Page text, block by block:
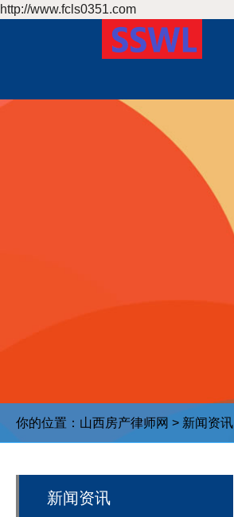
http://www.fcls0351.com
你的位置： 山西房产律师网 > 新闻资讯
新闻资讯